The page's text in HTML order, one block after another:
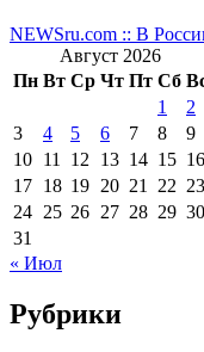
NEWSru.com :: В
Август 2026
Пн Вт Ср Чт Пт Сб
1
2
3
4 5 6 7 8
9
10 11 12 13 14 15 16
17 18 19 20 21 22 23
24 25 26 27 28 29 30
31
« Июл
Рубрики